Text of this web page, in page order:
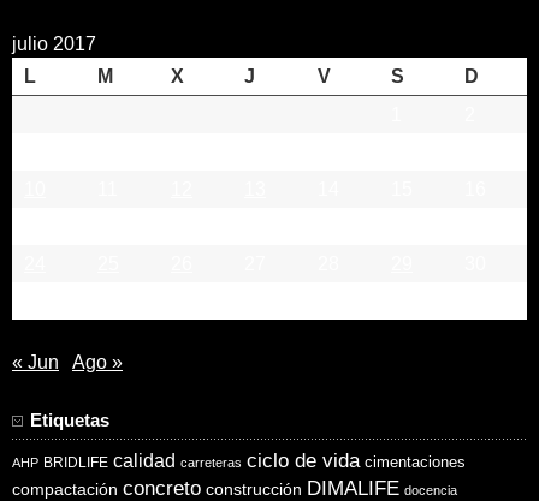
julio 2017
L
M X J V S
D
« Jun Ago »
Etiquetas
AHP BRIDLIFE calidad carreteras ciclo de vida cimentaciones
compactación concreto construcción DIMALIFE docencia